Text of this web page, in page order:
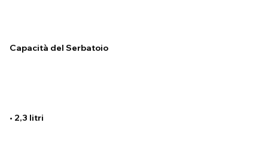
Capacità del Serbatoio
• 2,3 litri